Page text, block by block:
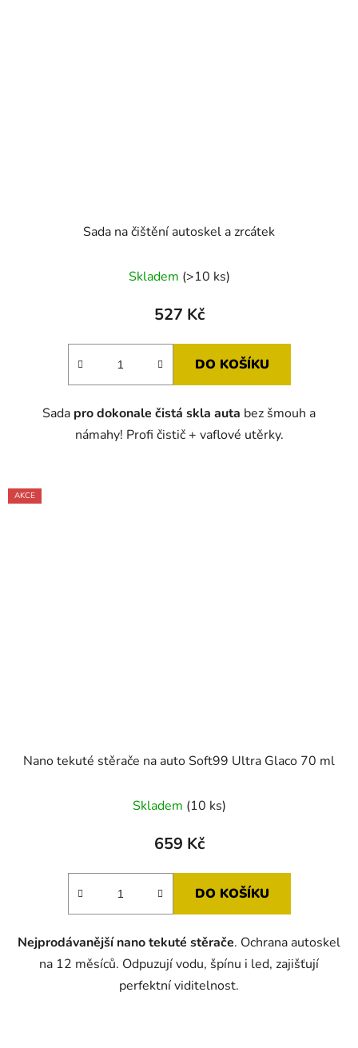
Sada na čištění autoskel a zrcátek
hodnocení
produktu
5,0
hvězdiček.
Skladem (>10 ks)
527 Kč
DO KOŠÍKU
Sada pro dokonale čistá skla auta bez šmouh a
námahy! Profi čistič + vaflové utěrky.
AKCE
Nano tekuté stěrače na auto Soft99 Ultra Glaco 70 ml
Skladem (10 ks)
659 Kč
DO KOŠÍKU
Nejprodávanější nano tekuté stěrače. Ochrana autoskel
na 12 měsíců. Odpuzují vodu, špínu i led, zajišťují
perfektní viditelnost.